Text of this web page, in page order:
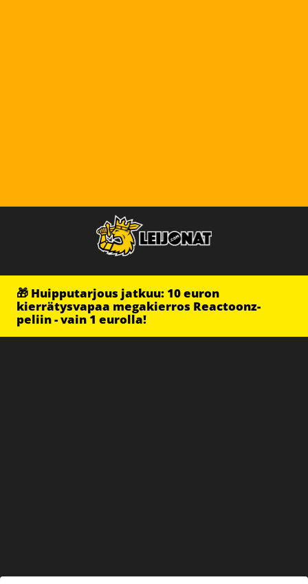
🎁 Huipputarjous jatkuu: 10 euron
kierrätysvapaa megakierros Reactoonz-
peliin - vain 1 eurolla!